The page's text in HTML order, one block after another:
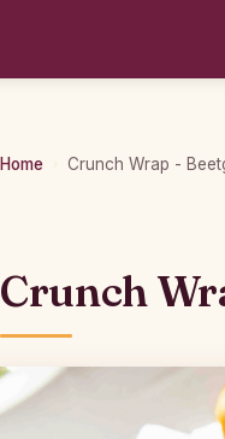
Home Crunch Wrap -
Crunch